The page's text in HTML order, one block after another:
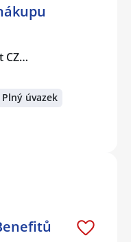
CZ…
Plný úvazek